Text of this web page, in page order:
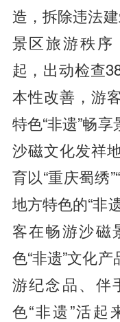
造，拆除违法
景区旅游秩序
起，出动检查
本性改善，游
特色“非遗”畅
沙磁文化发祥
育以“重庆蜀绣
地方特色的“非
客在畅游沙磁
色“非遗”文化
游纪念品、伴
色“非遗”活起